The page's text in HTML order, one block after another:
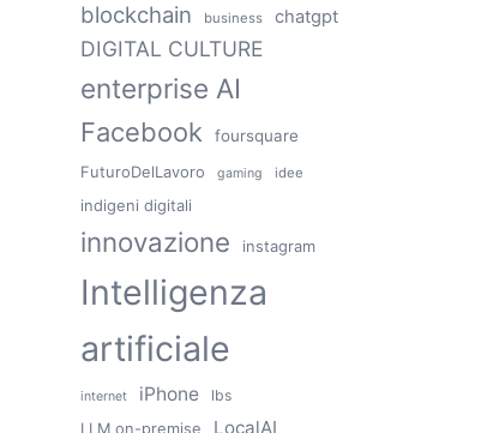
blockchain business chatgpt
DIGITAL CULTURE
enterprise AI
Facebook
foursquare
FuturoDelLavoro
gaming idee
indigeni digitali
innovazione instagram
Intelligenza
artificiale
internet iPhone lbs
LLM on-premise LocalAI